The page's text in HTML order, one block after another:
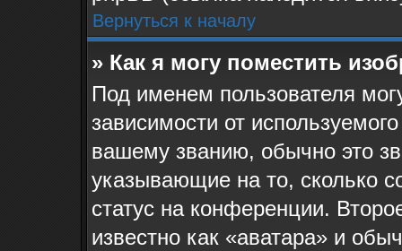
Вернуться к началу
» Как я могу поместить
Под именем пользователя
зависимости от
вашему званию, обычно это
указывающие на то, сколько
статус на конференции.
известно как «аватара» и